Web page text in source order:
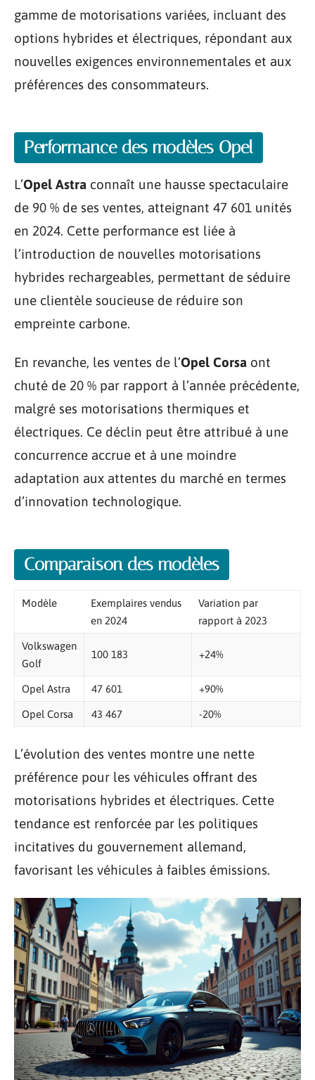
gamme de motorisations variées, incluant des
options hybrides et électriques, répondant aux
nouvelles exigences environnementales et aux
préférences des consommateurs.
Performance des modèles Opel
L’Opel Astra connaît une hausse spectaculaire
de 90 % de ses ventes, atteignant 47 601 unités
en 2024. Cette performance est liée à
l’introduction de nouvelles motorisations
hybrides rechargeables, permettant de séduire
une clientèle soucieuse de réduire son
empreinte carbone.
En revanche, les ventes de l’Opel Corsa ont
chuté de 20 % par rapport à l’année précédente,
malgré ses motorisations thermiques et
électriques. Ce déclin peut être attribué à une
concurrence accrue et à une moindre
adaptation aux attentes du marché en termes
d’innovation technologique.
Comparaison des modèles
Modèle
Exemplaires vendus
en 2024
Variation par
rapport à 2023
Volkswagen
Golf
100 183 +24%
Opel Astra 47 601 +90%
Opel Corsa 43 467 -20%
L’évolution des ventes montre une nette
préférence pour les véhicules offrant des
motorisations hybrides et électriques. Cette
tendance est renforcée par les politiques
incitatives du gouvernement allemand,
favorisant les véhicules à faibles émissions.